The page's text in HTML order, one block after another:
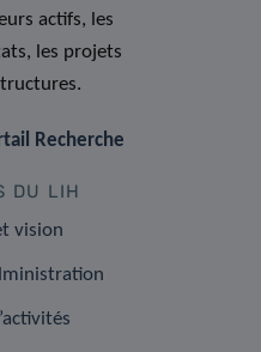
actifs, les
les projets
Recherche
DU LIH
vision